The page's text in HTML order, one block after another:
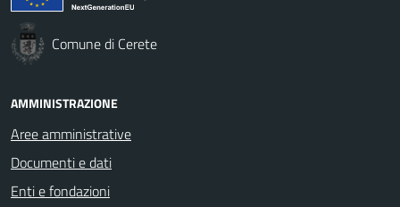
Comune di Cerete
AMMINISTRAZIONE
Aree amministrative
Documenti e dati
Enti e fondazioni